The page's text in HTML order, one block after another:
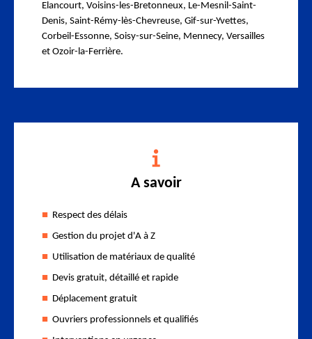
Elancourt, Voisins-les-Bretonneux, Le-Mesnil-Saint-
Denis, Saint-Rémy-lès-Chevreuse, Gif-sur-Yvettes,
Corbeil-Essonne, Soisy-sur-Seine, Mennecy, Versailles
et Ozoir-la-Ferrière.
A savoir
Respect des délais
Gestion du projet d'A à Z
Utilisation de matériaux de qualité
Devis gratuit, détaillé et rapide
Déplacement gratuit
Ouvriers professionnels et qualifiés